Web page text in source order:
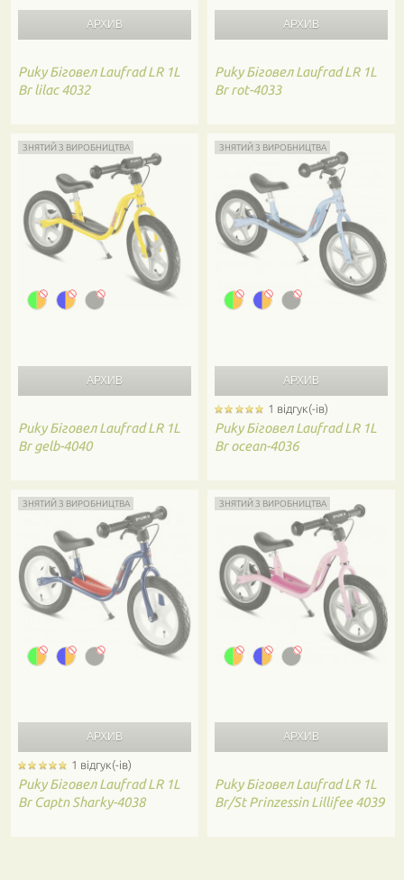
Puky Біговел Laufrad LR 1L
Br lilac 4032
Puky Біговел Laufrad LR 1L
Br rot-4033
ЗНЯТИЙ З ВИРОБНИЦТВА
Puky Біговел Laufrad LR 1L
Br gelb-4040
ЗНЯТИЙ З ВИРОБНИЦТВА
1 відгук(-ів)
Puky Біговел Laufrad LR 1L
Br ocean-4036
ЗНЯТИЙ З ВИРОБНИЦТВА
1 відгук(-ів)
Puky Біговел Laufrad LR 1L
Br Captn Sharky-4038
ЗНЯТИЙ З ВИРОБНИЦТВА
Puky Біговел Laufrad LR 1L
Br/St Prinzessin Lillifee 4039